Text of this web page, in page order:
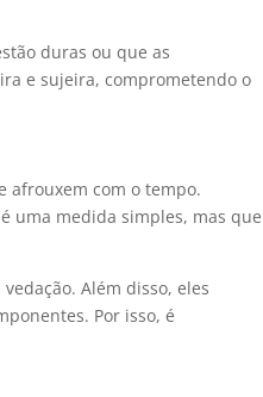
duras ou que as
e sujeira, comprometendo o
afrouxem com o tempo.
uma medida simples, mas que
Além disso, eles
Por isso, é